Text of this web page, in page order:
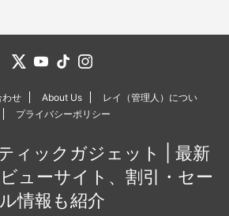
わせ About Us
レイ（管理人）につい
プライバシーポリシー
ィックガジェット | 最新
ューサイト、割引・セー
ル情報も紹介